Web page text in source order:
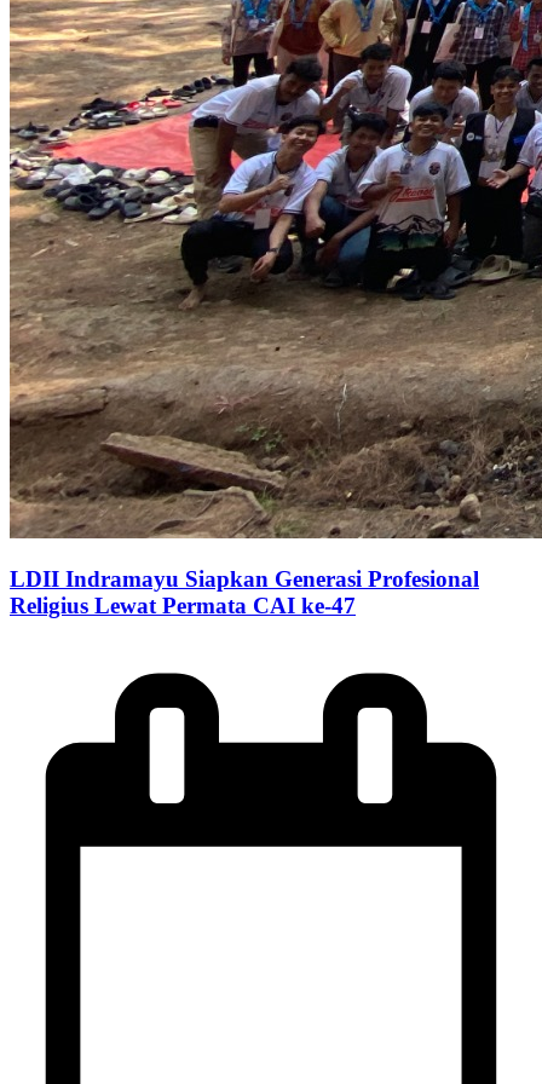
LDII Indramayu Siapkan Generasi Profesional
Religius Lewat Permata CAI ke-47